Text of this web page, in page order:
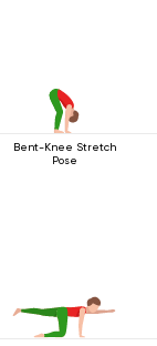
Bent-Knee Stretch
Pose